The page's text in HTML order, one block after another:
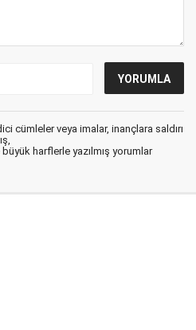
cümleler veya imalar, inançlara saldırı
harflerle yazılmış yorumlar